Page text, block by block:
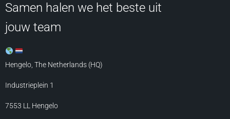
Samen halen we het beste uit
jouw team
Hengelo, The Netherlands (HQ)
Industrieplein 1
7553 LL Hengelo